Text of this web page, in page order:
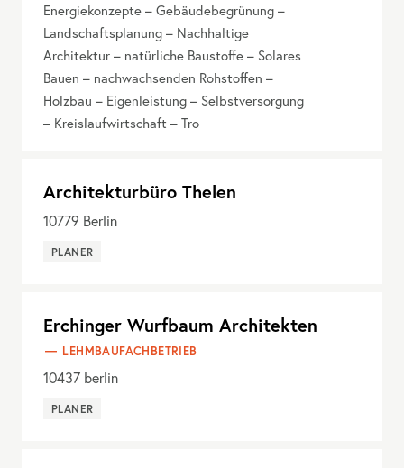
Energiekonzepte – Gebäudebegrünung –
Landschaftsplanung – Nachhaltige
Architektur – natürliche Baustoffe – Solares
Bauen – nachwachsenden Rohstoffen –
Holzbau – Eigenleistung – Selbstversorgung
– Kreislaufwirtschaft – Tro
Architekturbüro Thelen
10779 Berlin
PLANER
Erchinger Wurfbaum Architekten
LEHMBAUFACHBETRIEB
10437 berlin
PLANER